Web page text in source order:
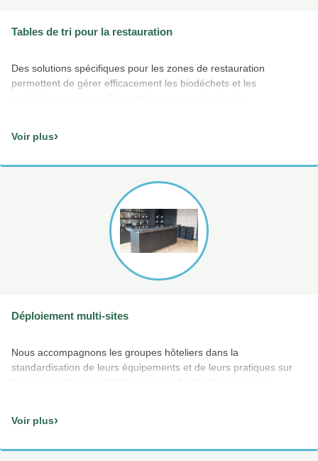
Tables de tri pour la restauration
Des solutions spécifiques pour les zones de restauration
permettent de gérer efficacement les biodéchets et les
Voir plus›
Déploiement multi-sites
Nous accompagnons les groupes hôteliers dans la
standardisation de leurs équipements et de leurs pratiques sur
Voir plus›